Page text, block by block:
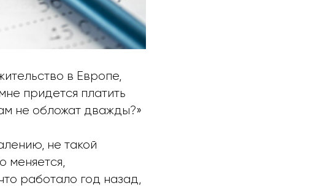
в Европе,
придется платить
не обложат дважды?»
не такой
меняется,
работало год назад,